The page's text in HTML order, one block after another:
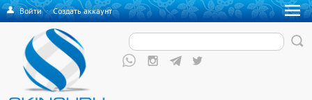
Войти·Создать аккаунт